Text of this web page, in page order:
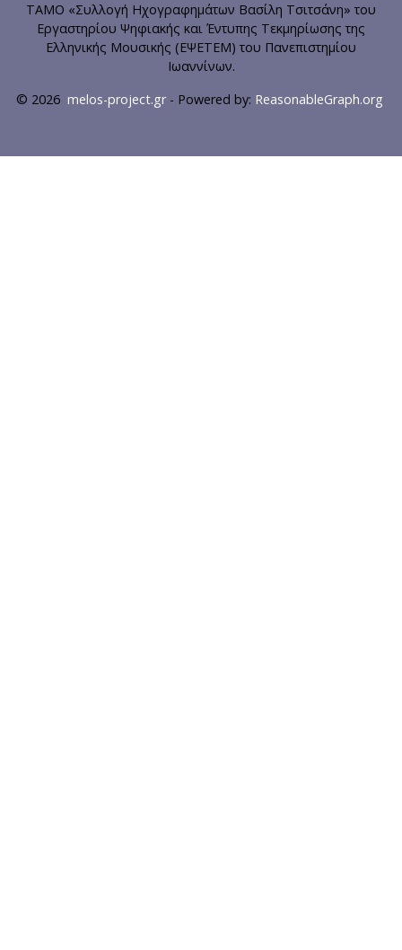
ΤΑΜΟ «Συλλογή Ηχογραφημάτων Βασίλη Τσιτσάνη» του
Εργαστηρίου Ψηφιακής και Έντυπης Τεκμηρίωσης της
Ελληνικής Μουσικής (ΕΨΕΤΕΜ) του Πανεπιστημίου
Ιωαννίνων.
© 2026 melos-project.gr- Powered by: ReasonableGraph.org